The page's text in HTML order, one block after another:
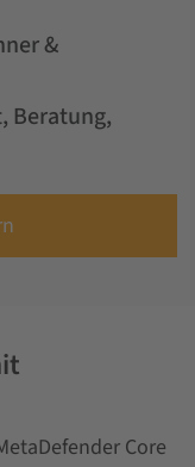
&
Beratung,
Core